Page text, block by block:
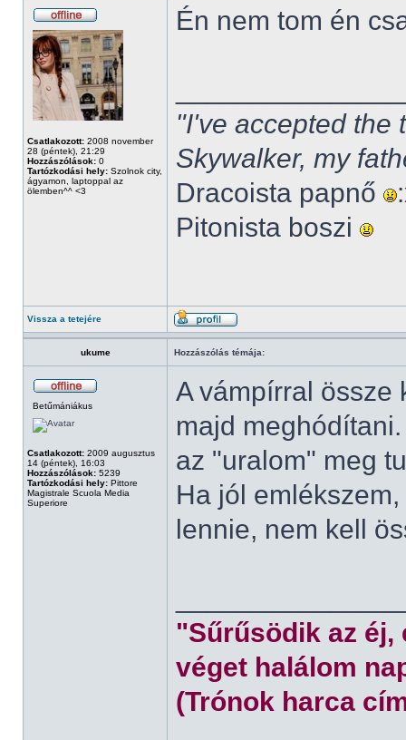
Csatlakozott: 2008 november
28 (péntek), 21:29
Hozzászólások: 0
Tartózkodási hely: Szolnok city,
ágyamon, laptoppal az
ölemben^^ <3
Én nem tom én
"I've accepted the
Skywalker, my
Dracoista papnő
Pitonista boszi
Vissza a tetejére
ukume Hozzászólás témája:
Betűmániákus
Csatlakozott: 2009 augusztus
14 (péntek), 16:03
Hozzászólások: 5239
Tartózkodási hely: Pittore
Magistrale Scuola Media
Superiore
A vámpírral össze
majd
az "uralom" meg
Ha jól
lennie, nem kell
"Sűrűsödik az éj,
véget halálom
(Trónok harca